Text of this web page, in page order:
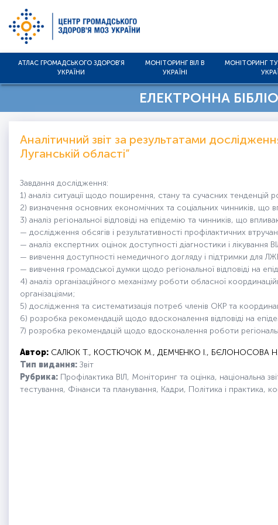
АТЛАС ГРОМАДСЬКОГО ЗДОРОВ'Я
УКРАЇНИ
МОНІТОРИНГ ВІЛ В
УКРАЇНІ
МОНІТОРИНГ
ЕЛЕКТРОННА
Аналітичний звіт за результатами
Луганській області”
Завдання дослідження:
1) аналіз ситуації щодо поширення, стану та сучасних тенденцій
2) визначення основних економічних та соціальних чинників, що
3) аналіз регіональної відповіді на епідемію та чинників, що
— дослідження обсягів і результативності профілактичних
— аналіз експертних оцінок доступності діагностики і лікування
— вивчення доступності немедичного догляду і підтримки для
— вивчення громадської думки щодо регіональної відповіді на
4) аналіз організаційного механізму роботи обласної
організаціями;
5) дослідження та систематизація потреб членів ОКР та
6) розробка рекомендацій щодо вдосконалення відповіді на
7) розробка рекомендацій щодо вдосконалення роботи
Автор: САЛЮК Т., КОСТЮЧОК М., ДЕМЧЕНКО І., БЄЛОНОСОВА
Тип видання: Звіт
Рубрика: Профілактика ВІЛ, Моніторинг та оцінка, національна
тестування, Фінанси та планування, Кадри, Політика і практика,